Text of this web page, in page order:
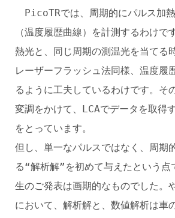
PicoTRでは、周期的にパルス加
（温度履歴曲線）を計測するわけで
熱光と、同じ周期の測温光を当てる
レーザーフラッシュ法同様、温度履
るように工夫しているわけです。そ
変調をかけて、LCAでデータを取得
をとっています。
但し、単一なパルスではなく、周期
る“解析解”を初めて与えたという点
生のご発表は画期的なものでした。
において、解析解と、数値解析は車